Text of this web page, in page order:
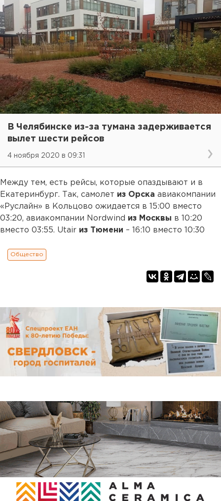
В Челябинске из-за тумана задерживается
вылет шести рейсов
4 ноября 2020 в 09:31
Между тем, есть рейсы, которые опаздывают и в
Екатеринбург. Так, самолет из Орска авиакомпании
«Руслайн» в Кольцово ожидается в 15:00 вместо
03:20, авиакомпании Nordwind из Москвы в 10:20
вместо 03:55. Utair из Тюмени – 16:10 вместо 10:30
Общество